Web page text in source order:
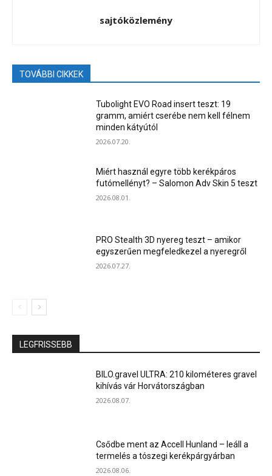
sajtóközlemény
TOVÁBBI CIKKEK
Tubolight EVO Road insert teszt: 19
gramm, amiért cserébe nem kell félnem
minden kátyútól
2026.07.20.
Miért használ egyre több kerékpáros
futómellényt? – Salomon Adv Skin 5 teszt
2026.08.01.
PRO Stealth 3D nyereg teszt – amikor
egyszerűen megfeledkezel a nyeregről
2026.07.27.
LEGFRISSEBB
BILO.gravel ULTRA: 210 kilométeres gravel
kihívás vár Horvátországban
2026.08.07.
Csődbe ment az Accell Hunland – leáll a
termelés a tószegi kerékpárgyárban
2026.08.06.